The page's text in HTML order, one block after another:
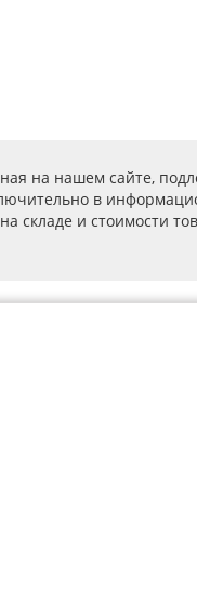
на нашем сайте,
в
и стоимости